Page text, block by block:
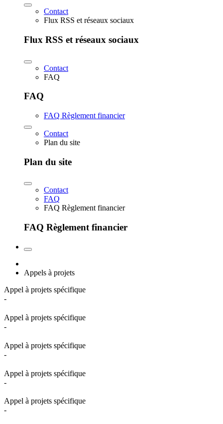
Contact
Flux RSS et réseaux sociaux
Flux RSS et réseaux sociaux
Contact
FAQ
FAQ
FAQ Règlement financier
Contact
Plan du site
Plan du site
Contact
FAQ
FAQ Règlement financier
FAQ Règlement financier
Appels à projets
Appel à projets spécifique
-
Appel à projets spécifique
-
Appel à projets spécifique
-
Appel à projets spécifique
-
Appel à projets spécifique
-